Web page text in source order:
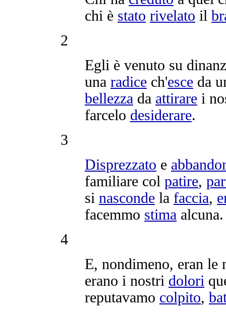
chi è stato rivelato il
2
Egli è venuto su
una radice ch'esce da
bellezza da attirare i
farcelo desiderare.
3
Disprezzato e
familiare col patire,
si nasconde la faccia,
facemmo stima alcuna.
4
E, nondimeno, eran le
erano i nostri dolori
reputavamo colpito,